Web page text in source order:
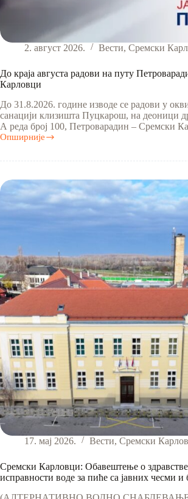
2. август 2026. Вести, Сремски
До краја августа радови на путу
Карловци
До 31.8.2026. године изводе се радови у
санацији клизишта Пуцкарош, на деоници
А реда број 100, Петроварадин – Сремски
Опширније
До
августа
на
путу
Петроварадин
17. мај 2026. Вести, Сремски
Сремски Карловци: Обавештење о
исправности воде за пиће са јавних чесми и